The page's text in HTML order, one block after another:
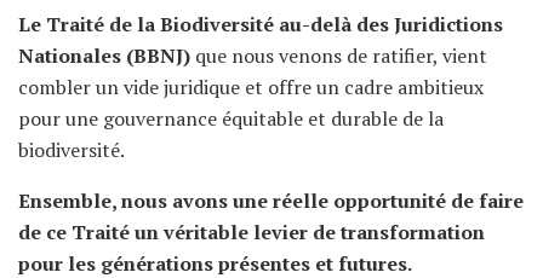
Le Traité de la Biodiversité au-delà des Juridictions
Nationales (BBNJ) que nous venons de ratifier, vient
combler un vide juridique et offre un cadre ambitieux
pour une gouvernance équitable et durable de la
biodiversité.
Ensemble, nous avons une réelle opportunité de faire
de ce Traité un véritable levier de transformation
pour les générations présentes et futures.